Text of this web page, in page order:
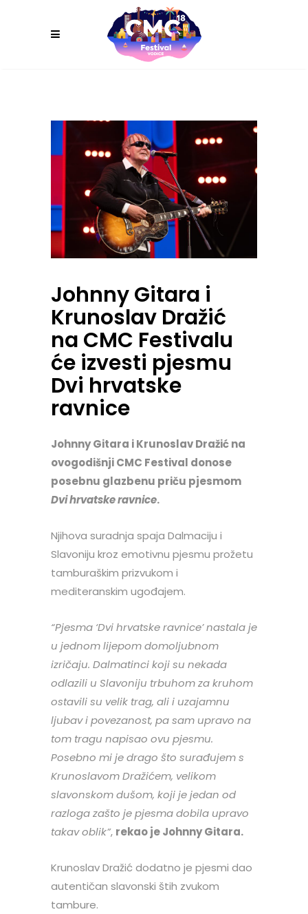
Johnny Gitara i
Krunoslav Dražić
na CMC Festivalu
će izvesti pjesmu
Dvi hrvatske
ravnice
Johnny Gitara i Krunoslav Dražić na
ovogodišnji CMC Festival donose
posebnu glazbenu priču pjesmom
Dvi hrvatske ravnice.
Njihova suradnja spaja Dalmaciju i
Slavoniju kroz emotivnu pjesmu prožetu
tamburaškim prizvukom i
mediteranskim ugođajem.
“Pjesma ‘Dvi hrvatske ravnice’ nastala je
u jednom lijepom domoljubnom
izričaju. Dalmatinci koji su nekada
odlazili u Slavoniju trbuhom za kruhom
ostavili su velik trag, ali i uzajamnu
ljubav i povezanost, pa sam upravo na
tom tragu napisao ovu pjesmu.
Posebno mi je drago što surađujem s
Krunoslavom Dražićem, velikom
slavonskom dušom, koji je jedan od
razloga zašto je pjesma dobila upravo
takav oblik”, rekao je Johnny Gitara.
Krunoslav Dražić dodatno je pjesmi dao
autentičan slavonski štih zvukom
tambure.